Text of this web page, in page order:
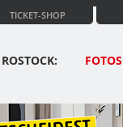
TICKET-SHOP
ROSTOCK: FOTOS